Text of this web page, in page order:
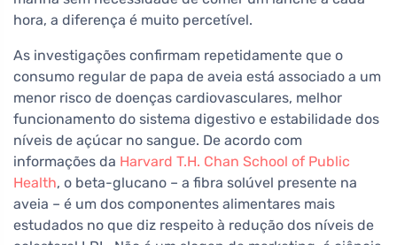
hora, a diferença é muito percetível.
As investigações confirmam repetidamente que o
consumo regular de papa de aveia está associado a um
menor risco de doenças cardiovasculares, melhor
funcionamento do sistema digestivo e estabilidade dos
níveis de açúcar no sangue. De acordo com
informações da Harvard T.H. Chan School of Public
Health, o beta-glucano – a fibra solúvel presente na
aveia – é um dos componentes alimentares mais
estudados no que diz respeito à redução dos níveis de